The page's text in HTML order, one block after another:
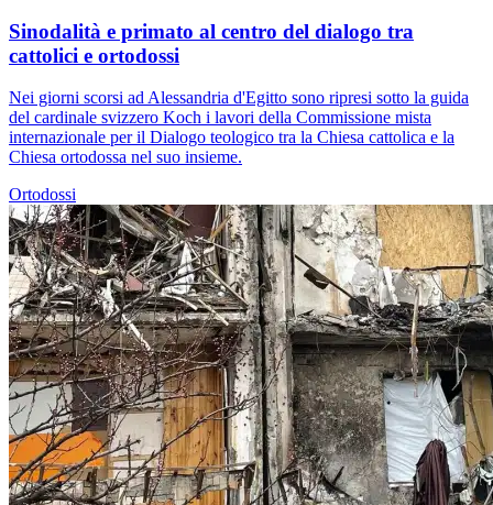
Sinodalità e primato al centro del dialogo tra
cattolici e ortodossi
Nei giorni scorsi ad Alessandria d'Egitto sono ripresi sotto la guida
del cardinale svizzero Koch i lavori della Commissione mista
internazionale per il Dialogo teologico tra la Chiesa cattolica e la
Chiesa ortodossa nel suo insieme.
Ortodossi